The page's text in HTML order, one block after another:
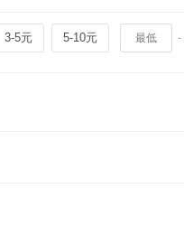
3-5元 5-10元 -